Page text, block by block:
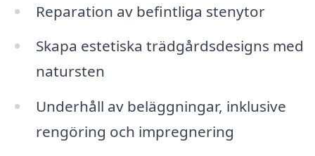
Reparation av befintliga stenytor
Skapa estetiska trädgårdsdesigns med
natursten
Underhåll av beläggningar, inklusive
rengöring och impregnering